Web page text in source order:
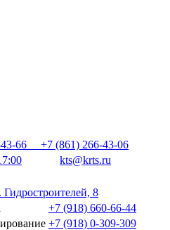
66
+7 (861) 266-43-06
kts@krts.ru
Гидростроителей, 8
+7 (918) 660-66-44
+7 (918) 0-309-309